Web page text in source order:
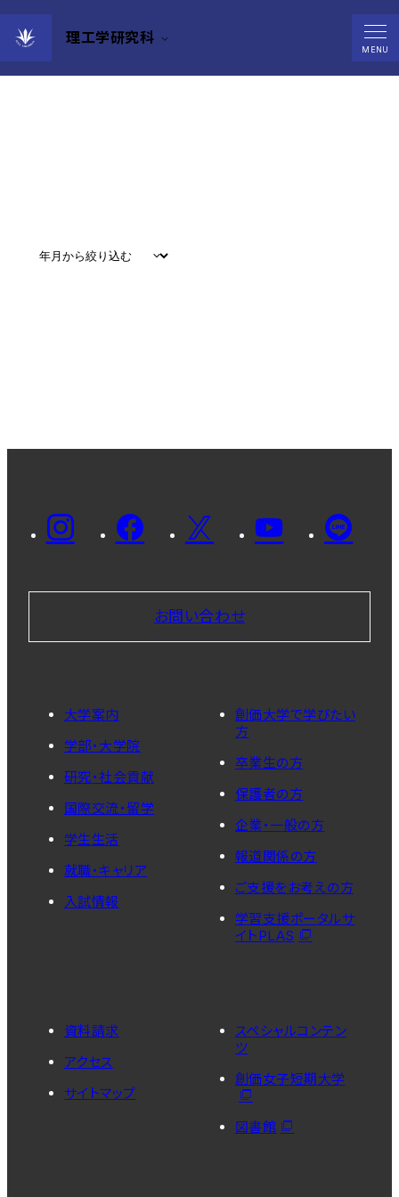
理工学研究科
MENU
News
お問い合わせ
大学案内
学部・大学院
研究・社会貢献
国際交流・留学
学生生活
就職・キャリア
入試情報
創価大学で学びたい
方
卒業生の方
保護者の方
企業・一般の方
報道関係の方
ご支援をお考えの方
学習支援ポータルサ
イトPLAS
資料請求
アクセス
サイトマップ
スペシャルコンテン
ツ
創価女子短期大学
図書館